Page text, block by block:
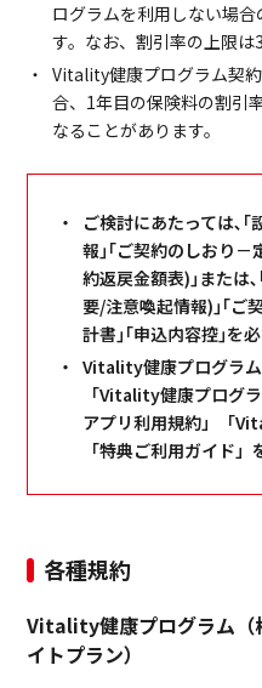
ログラムを利用しない場
す。なお、割引率の上限は
Vitality健康プログラム契
合、1年目の保険料の割引
なることがあります。
ご検討にあたっては､｢
報｣｢ご契約のしおり－
約返戻金額表)｣または
要/注意喚起情報)｣｢ご
計書｣｢申込内容控｣を
Vitality健康プログラ
「Vitality健康プログ
アプリ利用規約」「
「特典ご利用ガイド」
各種規約
Vitality健康プログラム（
イトプラン）